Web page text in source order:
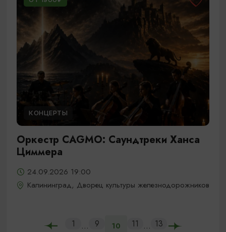
КОНЦЕРТЫ
Оркестр CAGMO: Саундтреки Ханса
Циммера
24.09.2026 19:00
Калининград, Дворец культуры железнодорожников
1 ... 9 10 11 ... 13